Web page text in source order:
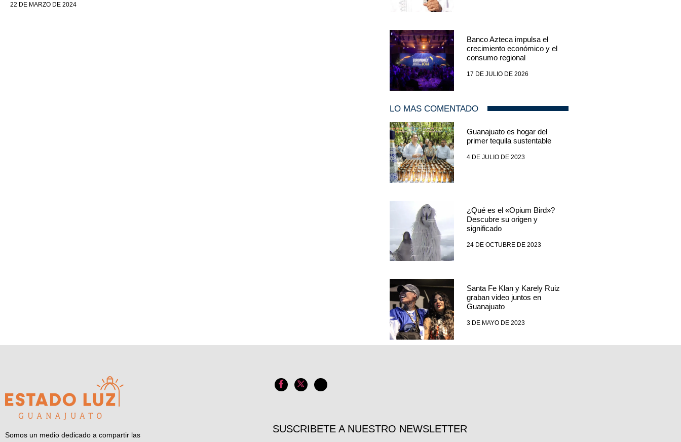
22 DE MARZO DE 2024
Banco Azteca impulsa el
crecimiento económico y el
consumo regional
17 DE JULIO DE 2026
LO MAS COMENTADO
Guanajuato es hogar del
primer tequila sustentable
4 DE JULIO DE 2023
¿Qué es el «Opium Bird»?
Descubre su origen y
significado
24 DE OCTUBRE DE 2023
Santa Fe Klan y Karely Ruiz
graban video juntos en
Guanajuato
3 DE MAYO DE 2023
Somos un medio dedicado a compartir las
SUSCRIBETE A NUESTRO NEWSLETTER